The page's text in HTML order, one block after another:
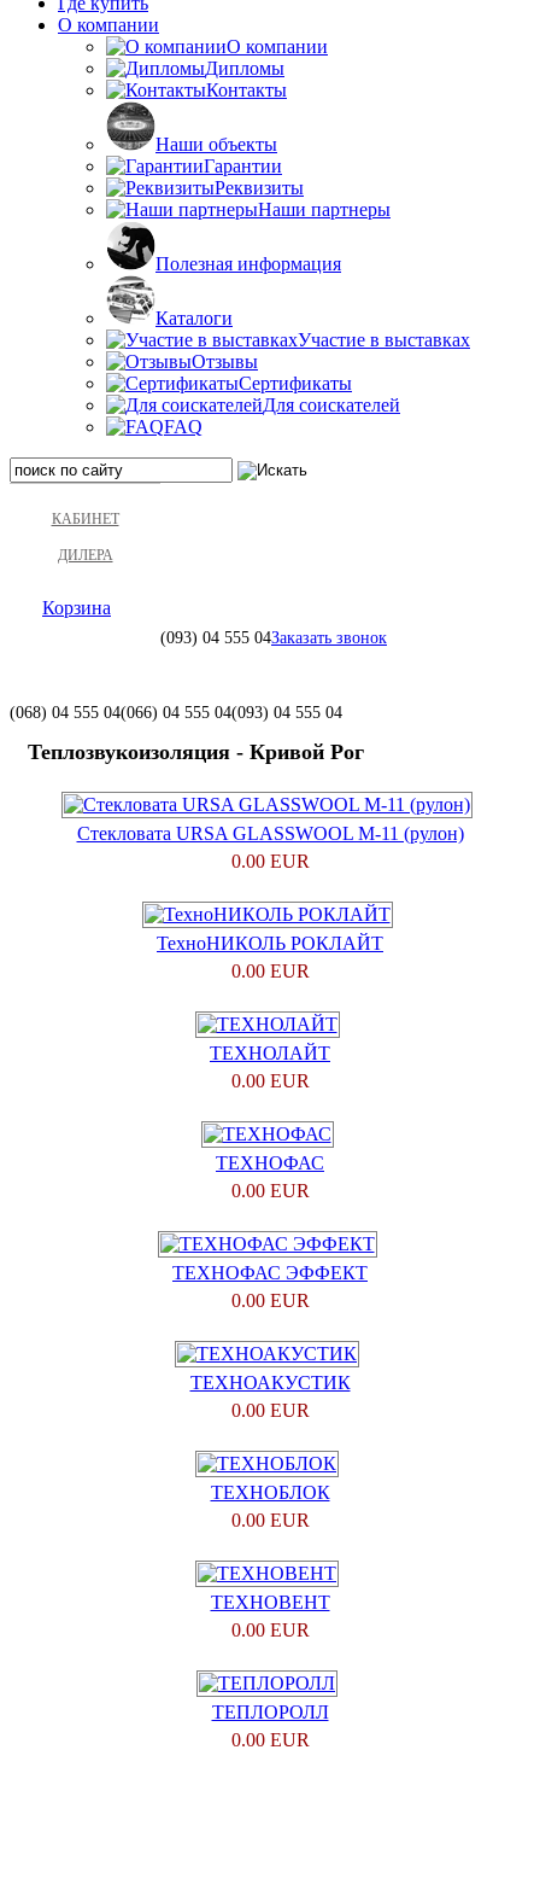
О компании
О компании
Дипломы
Контакты
Наши объекты
Гарантии
Реквизиты
Наши партнеры
Полезная информация
Каталоги
Участие в выставках
Отзывы
Сертификаты
Для соискателей
FAQ
КАБИНЕТ
ДИЛЕРА
Корзина
(093) 04 555 04Заказать звонок
(068) 04 555 04(066) 04 555 04(093) 04 555 04
Теплозвукоизоляция - Кривой Рог
Стекловата URSA GLASSWOOL M-11 (рулон)
0.00 EUR
ТехноНИКОЛЬ РОКЛАЙТ
0.00 EUR
ТЕХНОЛАЙТ
0.00 EUR
ТЕХНОФАС
0.00 EUR
ТЕХНОФАС ЭФФЕКТ
0.00 EUR
ТЕХНОАКУСТИК
0.00 EUR
ТЕХНОБЛОК
0.00 EUR
ТЕХНОВЕНТ
0.00 EUR
ТЕПЛОРОЛЛ
0.00 EUR